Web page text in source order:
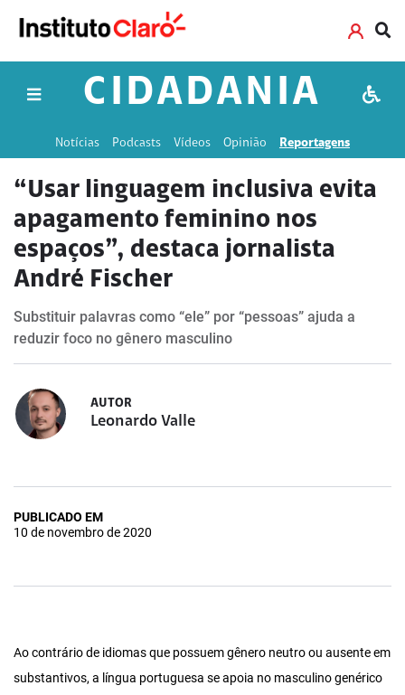
CIDADANIA
Notícias Podcasts Vídeos Opinião Reportagens
“Usar linguagem inclusiva evita
apagamento feminino nos
espaços”, destaca jornalista
André Fischer
Substituir palavras como “ele” por “pessoas” ajuda a
reduzir foco no gênero masculino
AUTOR
Leonardo Valle
PUBLICADO EM
10 de novembro de 2020
Ao contrário de idiomas que possuem gênero neutro ou ausente em
substantivos, a língua portuguesa se apoia no masculino genérico